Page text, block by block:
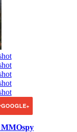
GOOGLE+
MMOspy